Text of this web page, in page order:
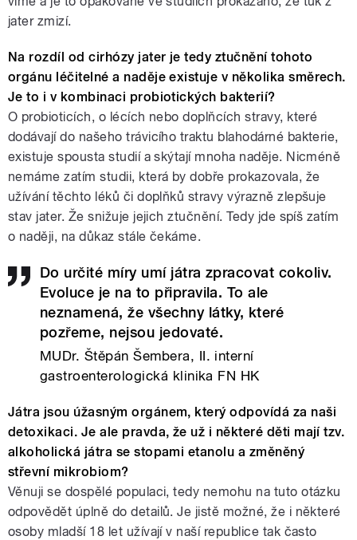
jater zmizí.
Na rozdíl od cirhózy jater je tedy ztučnění tohoto
orgánu léčitelné a naděje existuje v několika směrech.
Je to i v kombinaci probiotických bakterií?
O probioticích, o lécích nebo doplňcích stravy, které
dodávají do našeho trávicího traktu blahodárné bakterie,
existuje spousta studií a skýtají mnoha naděje. Nicméně
nemáme zatím studii, která by dobře prokazovala, že
užívání těchto léků či doplňků stravy výrazně zlepšuje
stav jater. Že snižuje jejich ztučnění. Tedy jde spíš zatím
o naději, na důkaz stále čekáme.
Do určité míry umí játra zpracovat cokoliv.
Evoluce je na to připravila. To ale
neznamená, že všechny látky, které
pozřeme, nejsou jedovaté.
MUDr. Štěpán Šembera, II. interní
gastroenterologická klinika FN HK
Játra jsou úžasným orgánem, který odpovídá za naši
detoxikaci. Je ale pravda, že už i některé děti mají tzv.
alkoholická játra se stopami etanolu a změněný
střevní mikrobiom?
Věnuji se dospělé populaci, tedy nemohu na tuto otázku
odpovědět úplně do detailů. Je jistě možné, že i některé
osoby mladší 18 let užívají v naší republice tak často